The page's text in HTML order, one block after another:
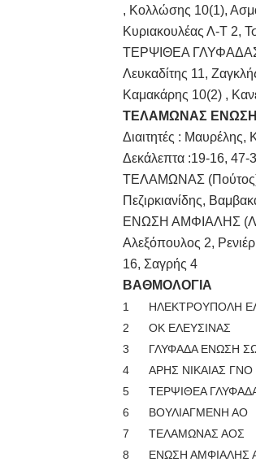
, Κολλώσης 10(1),
Κυριακουλέας Λ-Τ 2,
ΤΕΡΨΙΘΕΑ ΓΛΥΦΑΔΑΣ
Λευκαδίτης 11,
Καμακάρης 10(2) ,
ΤΕΛΑΜΩΝΑΣ ΕΝΩΣΗ
Διαιτητές :
Δεκάλεπτα :19-16, 47-
ΤΕΛΑΜΩΝΑΣ (Πούτος)
Πεζιρκιανίδης,
ΕΝΩΣΗ ΑΜΦΙΑΛΗΣ
Αλεξόπουλος 2,
16, Σαγρής 4
ΒΑΘΜΟΛΟΓΙΑ
1 ΗΛΕΚΤΡΟΥΠΟΛΗ
2
ΟΚ ΕΛΕΥΣΙΝΑΣ
3
ΓΛΥΦΑΔΑ ΕΝΩΣΗ
4
ΑΡΗΣ ΝΙΚΑΙΑΣ ΓΝΟ
5
ΤΕΡΨΙΘΕΑ
6
ΒΟΥΛΙΑΓΜΕΝΗ ΑΟ
7
ΤΕΛΑΜΩΝΑΣ ΑΟΣ
8
ΕΝΩΣΗ ΑΜΦΙΑΛΗΣ